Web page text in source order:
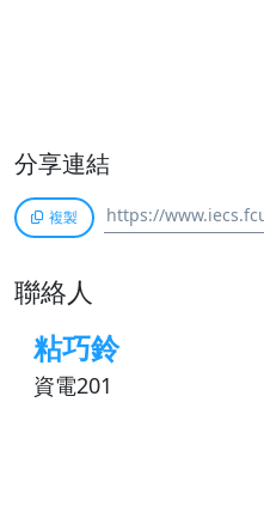
分享連結
複製
聯絡人
粘巧鈴
資電201